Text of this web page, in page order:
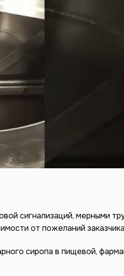
сигнализаций, мерными
от пожеланий
сиропа в пищевой,